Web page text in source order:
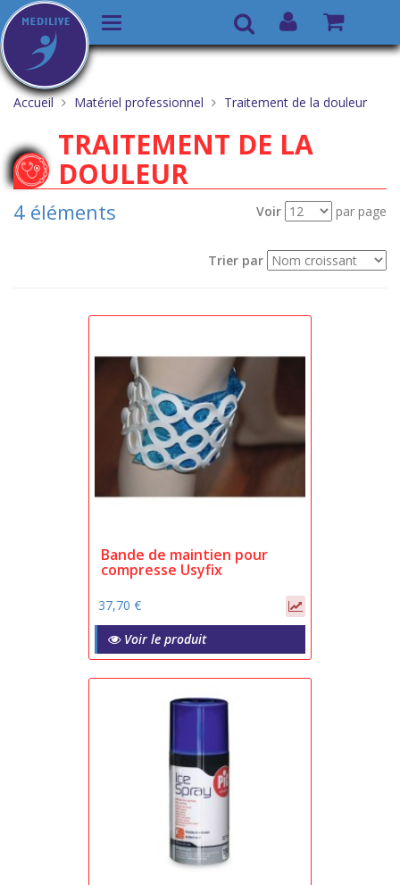
Aller
au
contenu
Recherche
Basculer
la
navigation
Vous
êtes
ici :
Accueil Matériel professionnel Traitement de la douleur
TRAITEMENT DE LA
DOULEUR
4 éléments Voir par page
Trier par
Bande de maintien pour
compresse Usyfix
37,70 €
Voir le produit